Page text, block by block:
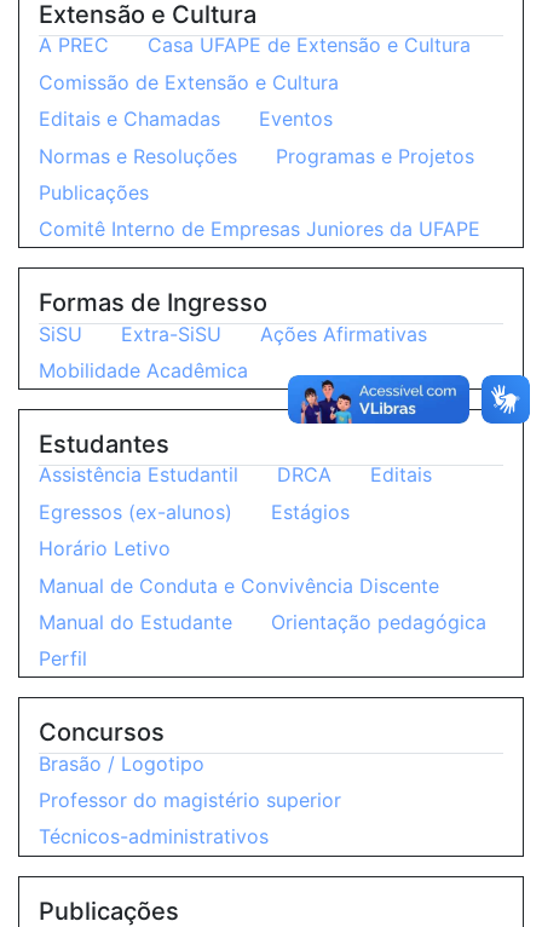
Extensão e Cultura
A PREC
Casa UFAPE de Extensão e Cultura
Comissão de Extensão e Cultura
Editais e Chamadas
Eventos
Normas e Resoluções
Programas e Projetos
Publicações
Comitê Interno de Empresas Juniores da UFAPE
Formas de Ingresso
SiSU Extra-SiSU
Ações Afirmativas
Mobilidade Acadêmica
Estudantes
Assistência Estudantil DRCA
Editais
Egressos (ex-alunos)
Estágios
Horário Letivo
Manual de Conduta e Convivência Discente
Manual do Estudante
Orientação pedagógica
Perfil
Concursos
Brasão / Logotipo
Professor do magistério superior
Técnicos-administrativos
Publicações